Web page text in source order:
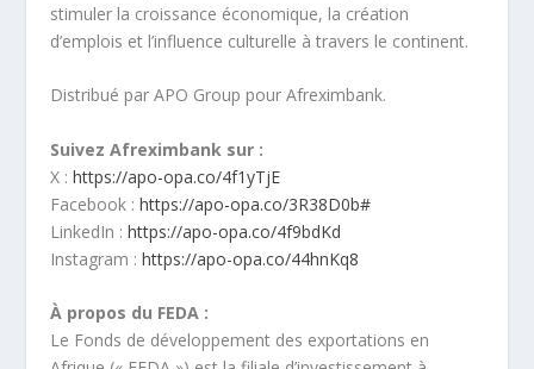
stimuler la croissance économique, la création
d’emplois et l’influence culturelle à travers le continent.
Distribué par APO Group pour Afreximbank.
Suivez Afreximbank sur :
X :https://apo-opa.co/4f1yTjE
Facebook :https://apo-opa.co/3R38D0b#
LinkedIn :https://apo-opa.co/4f9bdKd
Instagram :https://apo-opa.co/44hnKq8
À propos du FEDA :
Le Fonds de développement des exportations en